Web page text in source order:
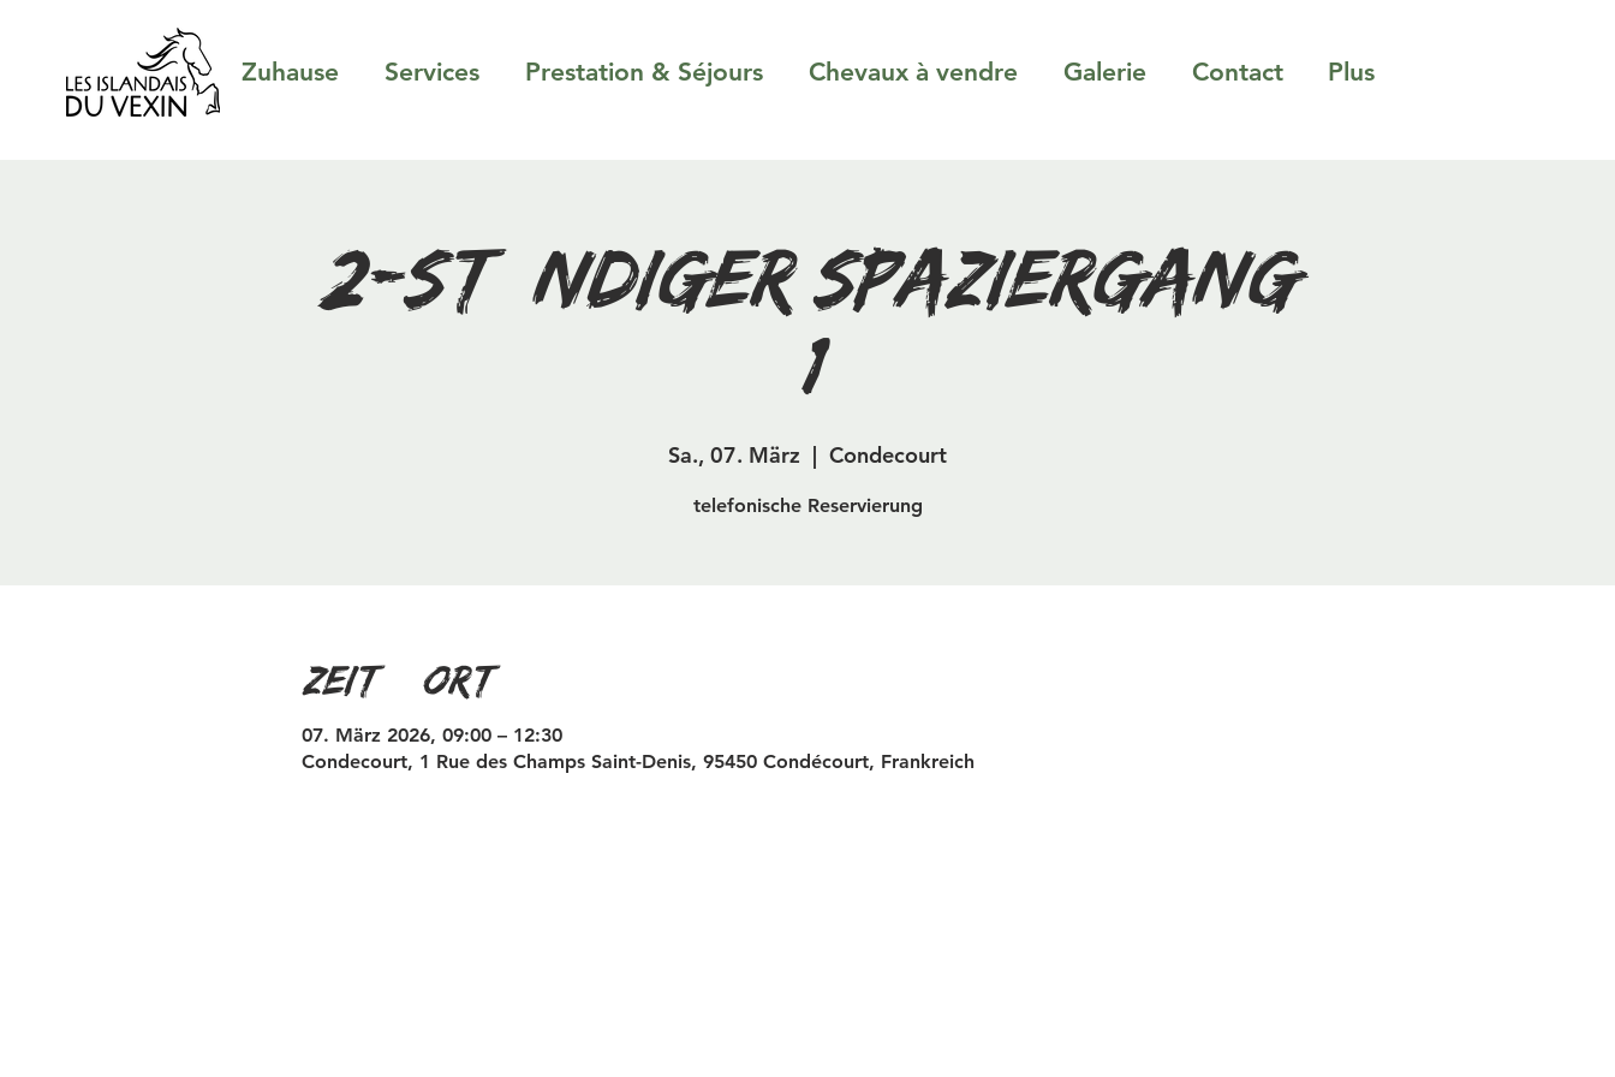
Zuhause Services Prestation & Séjours Chevaux à vendre Galerie Contact Plus
2-stündiger Spaziergang
(1)
Sa., 07. März
  |
Condecourt
telefonische Reservierung
Zeit & Ort
07. März 2026, 09:00 – 12:30
Condecourt, 1 Rue des Champs Saint-Denis, 95450 Condécourt, Frankreich